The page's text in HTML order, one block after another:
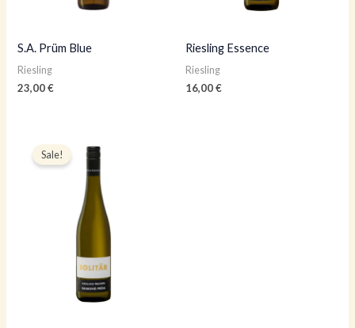
S.A. Prüm Blue
Riesling
23,00€
Riesling Essence
Riesling
16,00€
Sale!
hind
oli:
16,00 €.
hind
on:
12,80 €.